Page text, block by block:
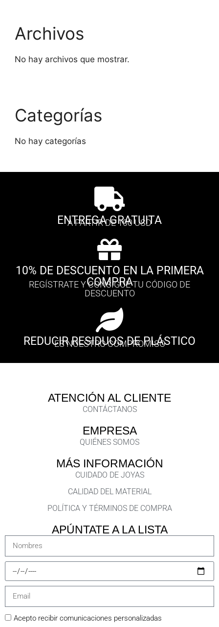
Archivos
No hay archivos que mostrar.
Categorías
No hay categorías
ENTREGA GRATUITA
A PARTIR DE 100 USD
10% DE DESCUENTO EN LA PRIMERA
COMPRA
REGÍSTRATE Y CONSIGUE TU CÓDIGO DE
DESCUENTO
REDUCIR RESIDUOS DE PLÁSTICO
ES NUESTRO COMPROMISO
ATENCIÓN AL CLIENTE
CONTÁCTANOS
EMPRESA
QUIÉNES SOMOS
MÁS INFORMACIÓN
CUIDADO DE JOYAS
CALIDAD DEL MATERIAL
POLÍTICA Y TÉRMINOS DE COMPRA
APÚNTATE A LA LISTA
Acepto recibir comunicaciones personalizadas